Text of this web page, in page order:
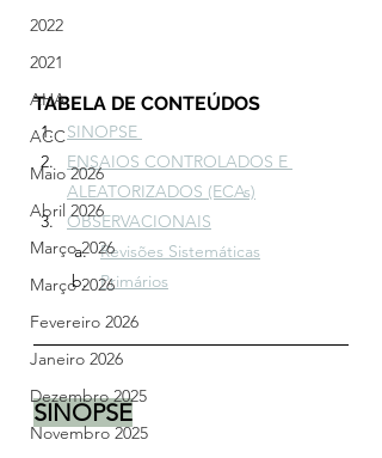
2022
2021
AHA
ACC
Maio 2026
Abril 2026
Março 2026
Março 2026
Fevereiro 2026
Janeiro 2026
Dezembro 2025
Novembro 2025
TABELA DE CONTEÚDOS
SINOPSE
ENSAIOS CONTROLADOS E
ALEATORIZADOS (ECAs)
OBSERVACIONAIS
Revisões Sistemáticas
Primários
SINOPSE